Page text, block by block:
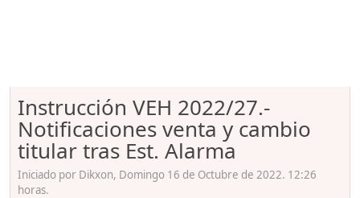
Instrucción VEH 2022/27.-
Notificaciones venta y cambio
titular tras Est. Alarma
Iniciado por Dikxon, Domingo 16 de Octubre de 2022. 12:26
horas.